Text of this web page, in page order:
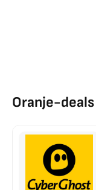
Oranje-deals